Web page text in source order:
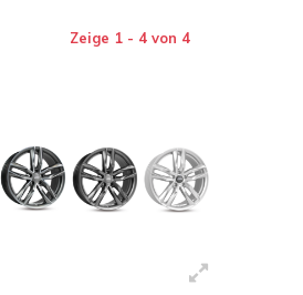
Zeige 1 - 4 von 4